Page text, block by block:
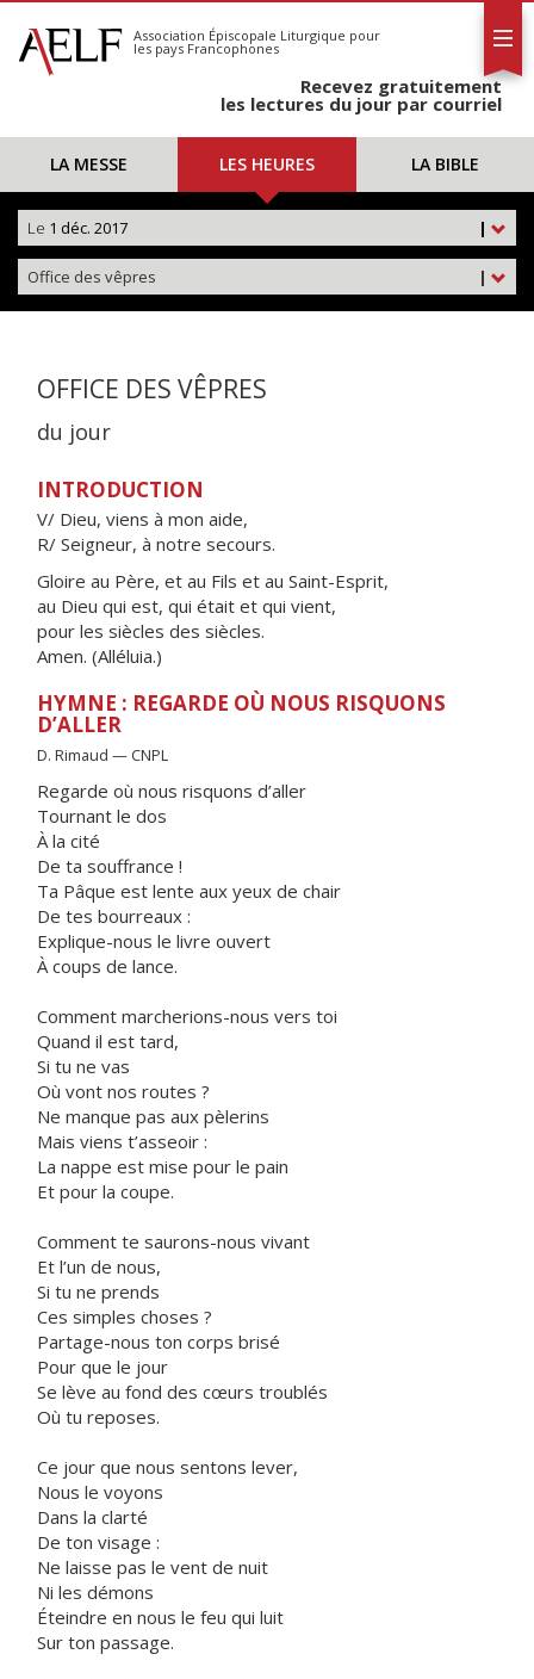
S'abonner
Calendrier
Association Épiscopale Liturgique pour
les pays Francophones
Recevez gratuitement
les lectures du jour par courriel
LA MESSE LES HEURES LA BIBLE
|
Le 1 déc. 2017
|
Office des vêpres
OFFICE DES VÊPRES
du jour
INTRODUCTION
V/ Dieu, viens à mon aide,
R/ Seigneur, à notre secours.
Gloire au Père, et au Fils et au Saint-Esprit,
au Dieu qui est, qui était et qui vient,
pour les siècles des siècles.
Amen. (Alléluia.)
HYMNE : REGARDE OÙ NOUS RISQUONS
D’ALLER
D. Rimaud — CNPL
Regarde où nous risquons d’aller
Tournant le dos
À la cité
De ta souffrance !
Ta Pâque est lente aux yeux de chair
De tes bourreaux :
Explique-nous le livre ouvert
À coups de lance.
Comment marcherions-nous vers toi
Quand il est tard,
Si tu ne vas
Où vont nos routes ?
Ne manque pas aux pèlerins
Mais viens t’asseoir :
La nappe est mise pour le pain
Et pour la coupe.
Comment te saurons-nous vivant
Et l’un de nous,
Si tu ne prends
Ces simples choses ?
Partage-nous ton corps brisé
Pour que le jour
Se lève au fond des cœurs troublés
Où tu reposes.
Ce jour que nous sentons lever,
Nous le voyons
Dans la clarté
De ton visage :
Ne laisse pas le vent de nuit
Ni les démons
Éteindre en nous le feu qui luit
Sur ton passage.